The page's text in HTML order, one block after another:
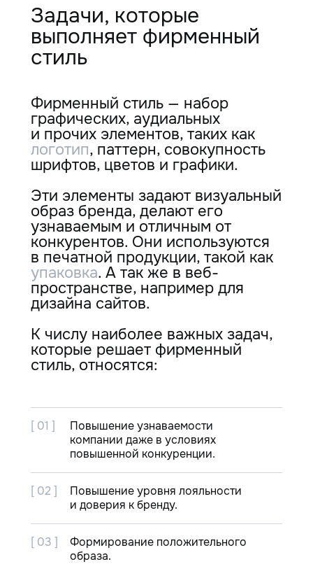
Фирменный стиль — набор
графических, аудиальных
и прочих элементов, таких как
логотип, паттерн, совокупность
шрифтов, цветов и графики.
Эти элементы задают визуальный
образ бренда, делают его
узнаваемым и отличным от
конкурентов. Они используются
в печатной продукции, такой как
упаковка. А так же в веб-
пространстве, например для
дизайна сайтов.
К числу наиболее важных задач,
которые решает фирменный
стиль, относятся:
Задачи, которые
выполняет фирменный
стиль
Повышение узнаваемости
компании даже в условиях
повышенной конкуренции.
[ 01 ]
Повышение уровня лояльности
и доверия к бренду.
[ 02 ]
Формирование положительного
образа.
[ 03 ]